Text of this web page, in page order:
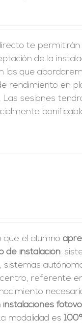
te
de la
las que
rendimiento en
sesiones
que el alumno
de instalación:
sistemas
referente
modalidad es